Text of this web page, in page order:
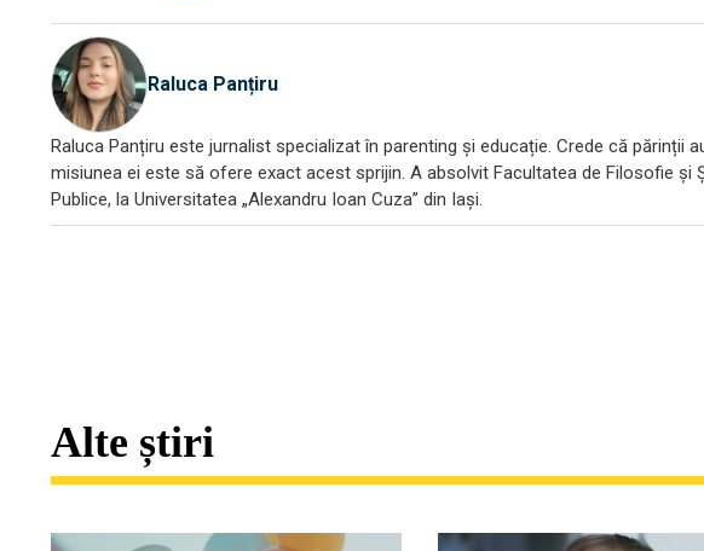
Raluca Panțiru
Raluca Panțiru este jurnalist specializat în parenting și educație. Crede că părinții
misiunea ei este să ofere exact acest sprijin. A absolvit Facultatea de Filosofie și
Publice, la Universitatea „Alexandru Ioan Cuza” din Iași.
Alte știri